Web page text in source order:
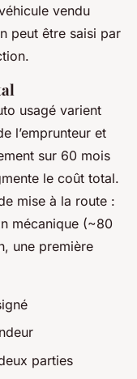
vendu
peut être saisi par
usagé varient
l’emprunteur et
sur 60 mois
le coût total.
mise à la route :
mécanique (~80
une première
parties